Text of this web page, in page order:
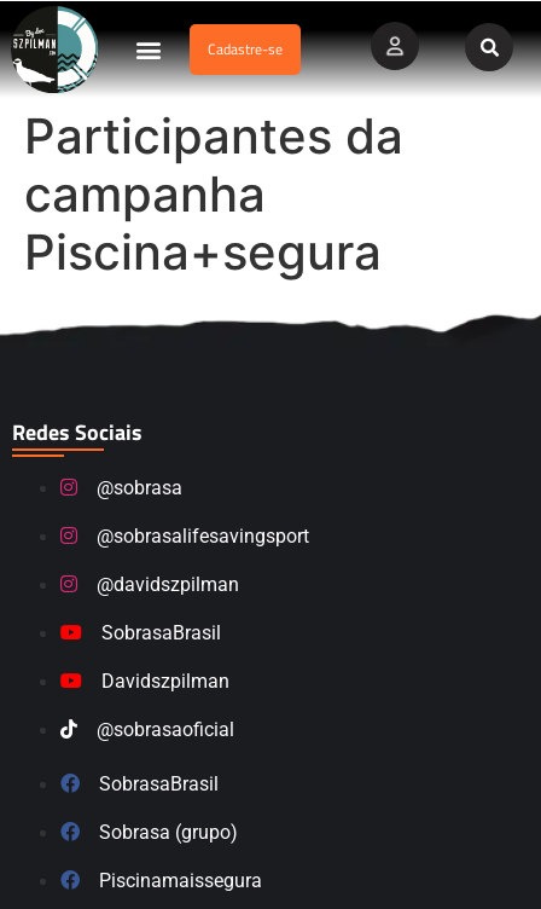
Cadastre-se
Participantes da
campanha
Piscina+segura
Redes Sociais
@sobrasa
@sobrasalifesavingsport
@davidszpilman
SobrasaBrasil
Davidszpilman
@sobrasaoficial
SobrasaBrasil
Sobrasa (grupo)
Piscinamaissegura